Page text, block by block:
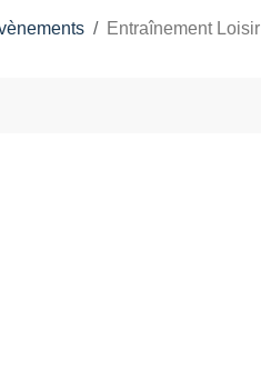
Entraînement Loisir